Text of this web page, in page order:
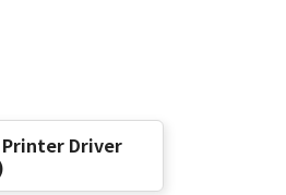
or
thereof.
Printer Driver